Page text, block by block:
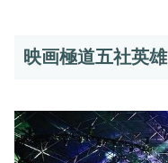
映画極道五社英雄